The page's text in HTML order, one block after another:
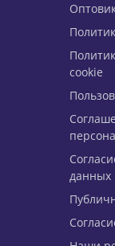
cookie
данных